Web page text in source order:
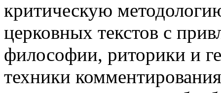
критическую
церковных текстов с
философии, риторики и
техники